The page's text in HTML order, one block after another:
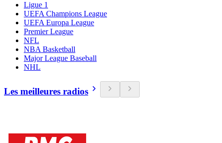
Ligue 1
UEFA Champions League
UEFA Europa League
Premier League
NFL
NBA Basketball
Major League Baseball
NHL
Les meilleures radios